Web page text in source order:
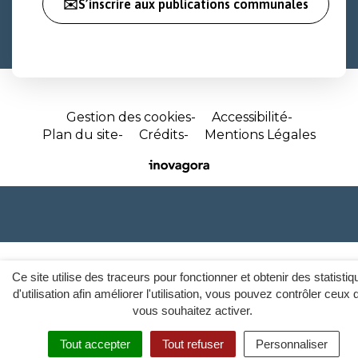
Ce site utilise des traceurs pour fonctionner et obtenir des
d'utilisation afin améliorer l'utilisation, vous pouvez contrôler ceux
vous souhaitez activer.
Tout accepter Tout refuser Personnaliser
RECHERCHER
✉️S’inscrire aux publications communales
Gestion des cookies
Accessibilité
Plan du site
Crédits
Mentions Légales
Site
réalisé
un
nouvel
onglet)